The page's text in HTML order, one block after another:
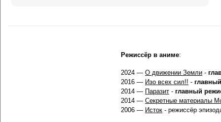
Режиссёр в аниме:
2024 — О движении Земли -
2016 — Изо всех сил!! -
2014 — Паразит - главный
2014 — Секретные материалы
2006 — Исток - режиссёр